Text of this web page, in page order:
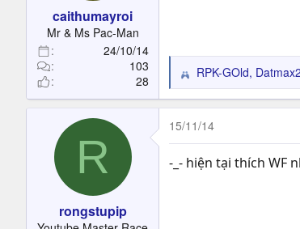
caithumayroi
Mr & Ms Pac-Man
24/10/14
103
28
R
e
a
c
t
o
RPK-GOld,
R
rongstupip
15/11/14
-_- hiện tại thích WF